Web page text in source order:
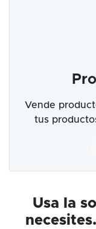
Vende
tus
Usa la